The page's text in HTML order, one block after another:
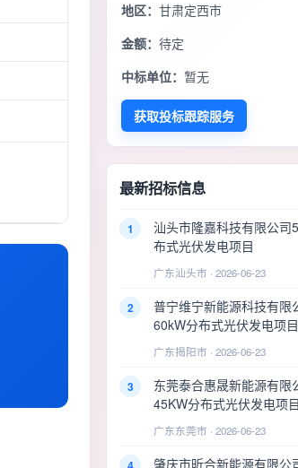
地区： 甘肃定西市
金额： 待定
中标单位： 暂无
获取投标跟踪服务
最新招标信息
1
汕头市隆嘉科技有限公司
布式光伏发电项目
广东汕头市 · 2026-06-23
2
普宁维宁新能源科技有限
60kW分布式光伏发电项目
广东揭阳市 · 2026-06-23
3
东莞泰合惠晟新能源有限
45KW分布式光伏发电项目
广东东莞市 · 2026-06-23
肇庆市昕合新能源有限公